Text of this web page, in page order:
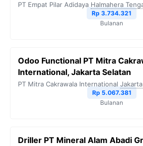
PT Empat Pilar Adidaya Halmahera
Rp 3.734.321
Bulanan
Odoo Functional PT Mitra
International, Jakarta Selatan
PT Mitra Cakrawala International
Rp 5.067.381
Bulanan
Driller PT Mineral Alam Abadi